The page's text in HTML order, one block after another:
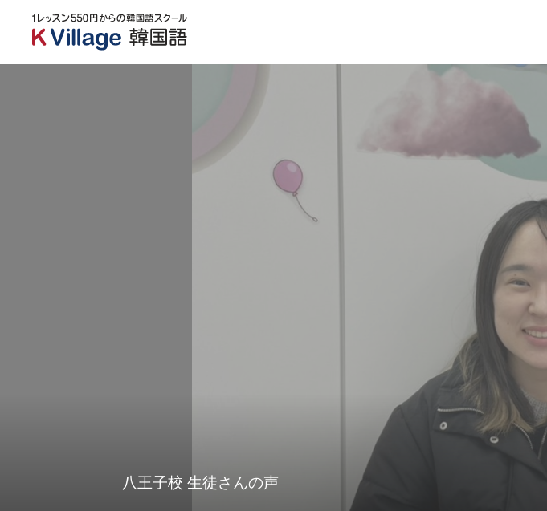
八王子校 生徒さんの声